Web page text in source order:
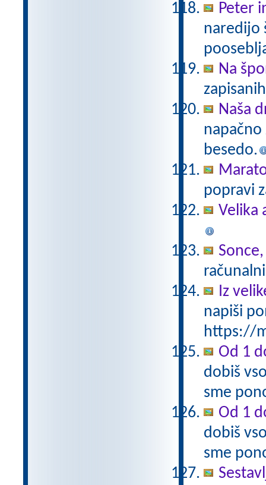
Peter
naredijo
Na
Naša
besedo.
popravi
Velika
Iz
napiši
https://
Od 1
dobiš
sme
Od 1
dobiš
sme